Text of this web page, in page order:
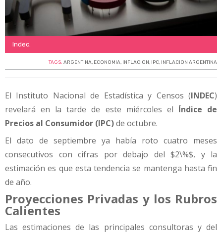
Indec.
TAGS: ARGENTINA, ECONOMIA, INFLACION, IPC, INFLACION ARGENTINA
El Instituto Nacional de Estadística y Censos (INDEC)
revelará en la tarde de este miércoles el Índice de
Precios al Consumidor (IPC)de octubre.
El dato de septiembre ya había roto cuatro meses
consecutivos con cifras por debajo del $2\%$, y la
estimación es que esta tendencia se mantenga hasta fin
de año.
Proyecciones Privadas y los Rubros
Calientes
Las estimaciones de las principales consultoras y del